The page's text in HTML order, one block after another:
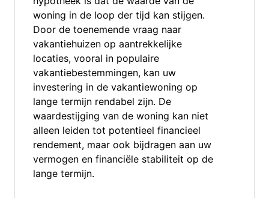
woning in de loop der tijd kan stijgen.
Door de toenemende vraag naar
vakantiehuizen op aantrekkelijke
locaties, vooral in populaire
vakantiebestemmingen, kan uw
investering in de vakantiewoning op
lange termijn rendabel zijn. De
waardestijging van de woning kan niet
alleen leiden tot potentieel financieel
rendement, maar ook bijdragen aan uw
vermogen en financiële stabiliteit op de
lange termijn.